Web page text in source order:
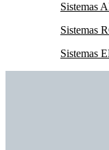
Sistemas
Sistemas
Sistemas